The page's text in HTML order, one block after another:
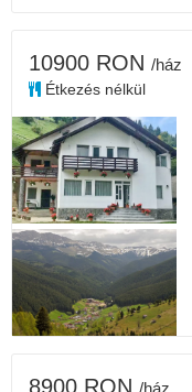
10900 RON /ház
Étkezés nélkül
8900 RON /ház